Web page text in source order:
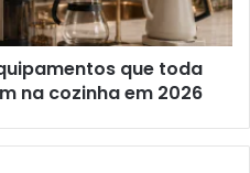
que toda
na cozinha em 2026